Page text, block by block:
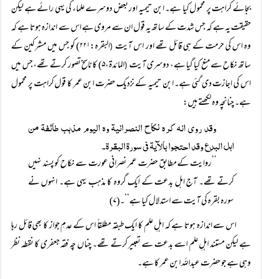
بجائے کراہت پر محمول کیا ہے۔ ابن تیمیہ اور بعض دوسرے علماء کی یہی رائے ہے لیکن
حقیقت یہ ہے کہ جس شدت کے ساتھ یہ قول ان سے مروی ہے اس سے اندازہ ہوتا ہے کہ
وہ اس کی حرمت کے ہی قائل تھے اور اس آیت (
البقرہ:۲۲۱) کو جس میں مشرکین کے
ساتھ نکاح سے منع کیا گیا ہے، دوسری آیت (
المائدۃ،۵) کا ناسخ تصور کرتے تھے، جس میں
اس کی اجازت دی گئی ہے۔ ابن تیمیہ کے نزدیک حضرت ابن عمر کا قول کراہت پر محمول
ہے۔ چنانچہ وہ لکھتے ہیں:
وقد روی انہ کرہ نکاح النصرانیۃ وہ الیوم مذہب طائفۃ من
اہل البدع وقد احتجوا بالآیۃ فی سورۃ البقرۃ۔
’’روایت کے مطابق حضرت عمر نصرانی عورت سے نکاح کو پسند نہیں
کرتے تھے۔ آج اہل بدعت کے ایک گروہ کا مذہب یہی ہے۔ انہوں نے
سورہ بقرہ کی آیت سے استدلال کیا ہے‘‘۔(۷)
اس سے اندازہ ہوتا ہے کہ اہلِ علم کا ایک طبقہ مطلقاً‌ اس کے عدمِ جواز کا بھی قائل رہا
ہے لیکن مستند اہلِ علم اسے بدعت سے تعبیر کرتے تھے۔ چناں چہ فقہ جعفری کا نقطہ نظر
وہی ہے جو حضرت عبداللہ ابن عمر کا ہے۔